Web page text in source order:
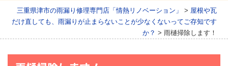
三重県津市の雨漏り修理専門店「情熱リノベーション」 > 屋根や瓦
だけ直しても、雨漏りが止まらないことが少なくないってご存知です
か？ > 雨樋掃除します！